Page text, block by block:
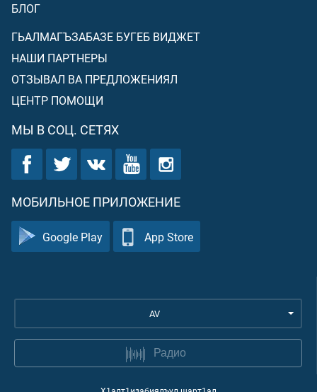
БЛОГ
ГЬАЛМАГЪЗАБАЗЕ БУГЕБ ВИДЖЕТ
НАШИ ПАРТНЕРЫ
ОТЗЫВАЛ ВА ПРЕДЛОЖЕНИЯЛ
ЦЕНТР ПОМОЩИ
МЫ В СОЦ. СЕТЯХ
МОБИЛЬНОЕ ПРИЛОЖЕНИЕ
Google Play App Store
AV
Радио